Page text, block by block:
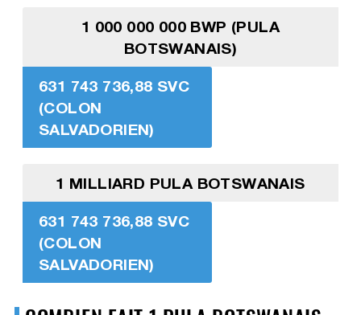
1 000 000 000 BWP (PULA
BOTSWANAIS)
631 743 736,88 SVC
(COLON
SALVADORIEN)
1 MILLIARD PULA BOTSWANAIS
631 743 736,88 SVC
(COLON
SALVADORIEN)